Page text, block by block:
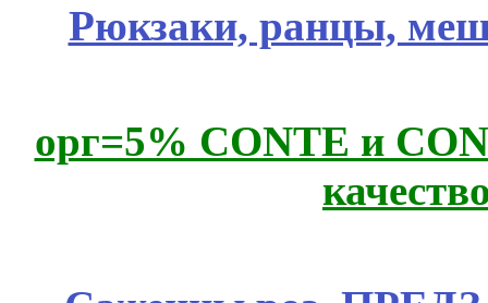
Рюкзаки, ранцы,
орг=5% CONTE и